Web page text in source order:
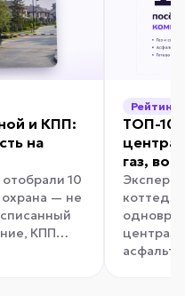
и КПП:
на
10
охрана — не
КПП…
Рейтинг
ТОП-10
газ,